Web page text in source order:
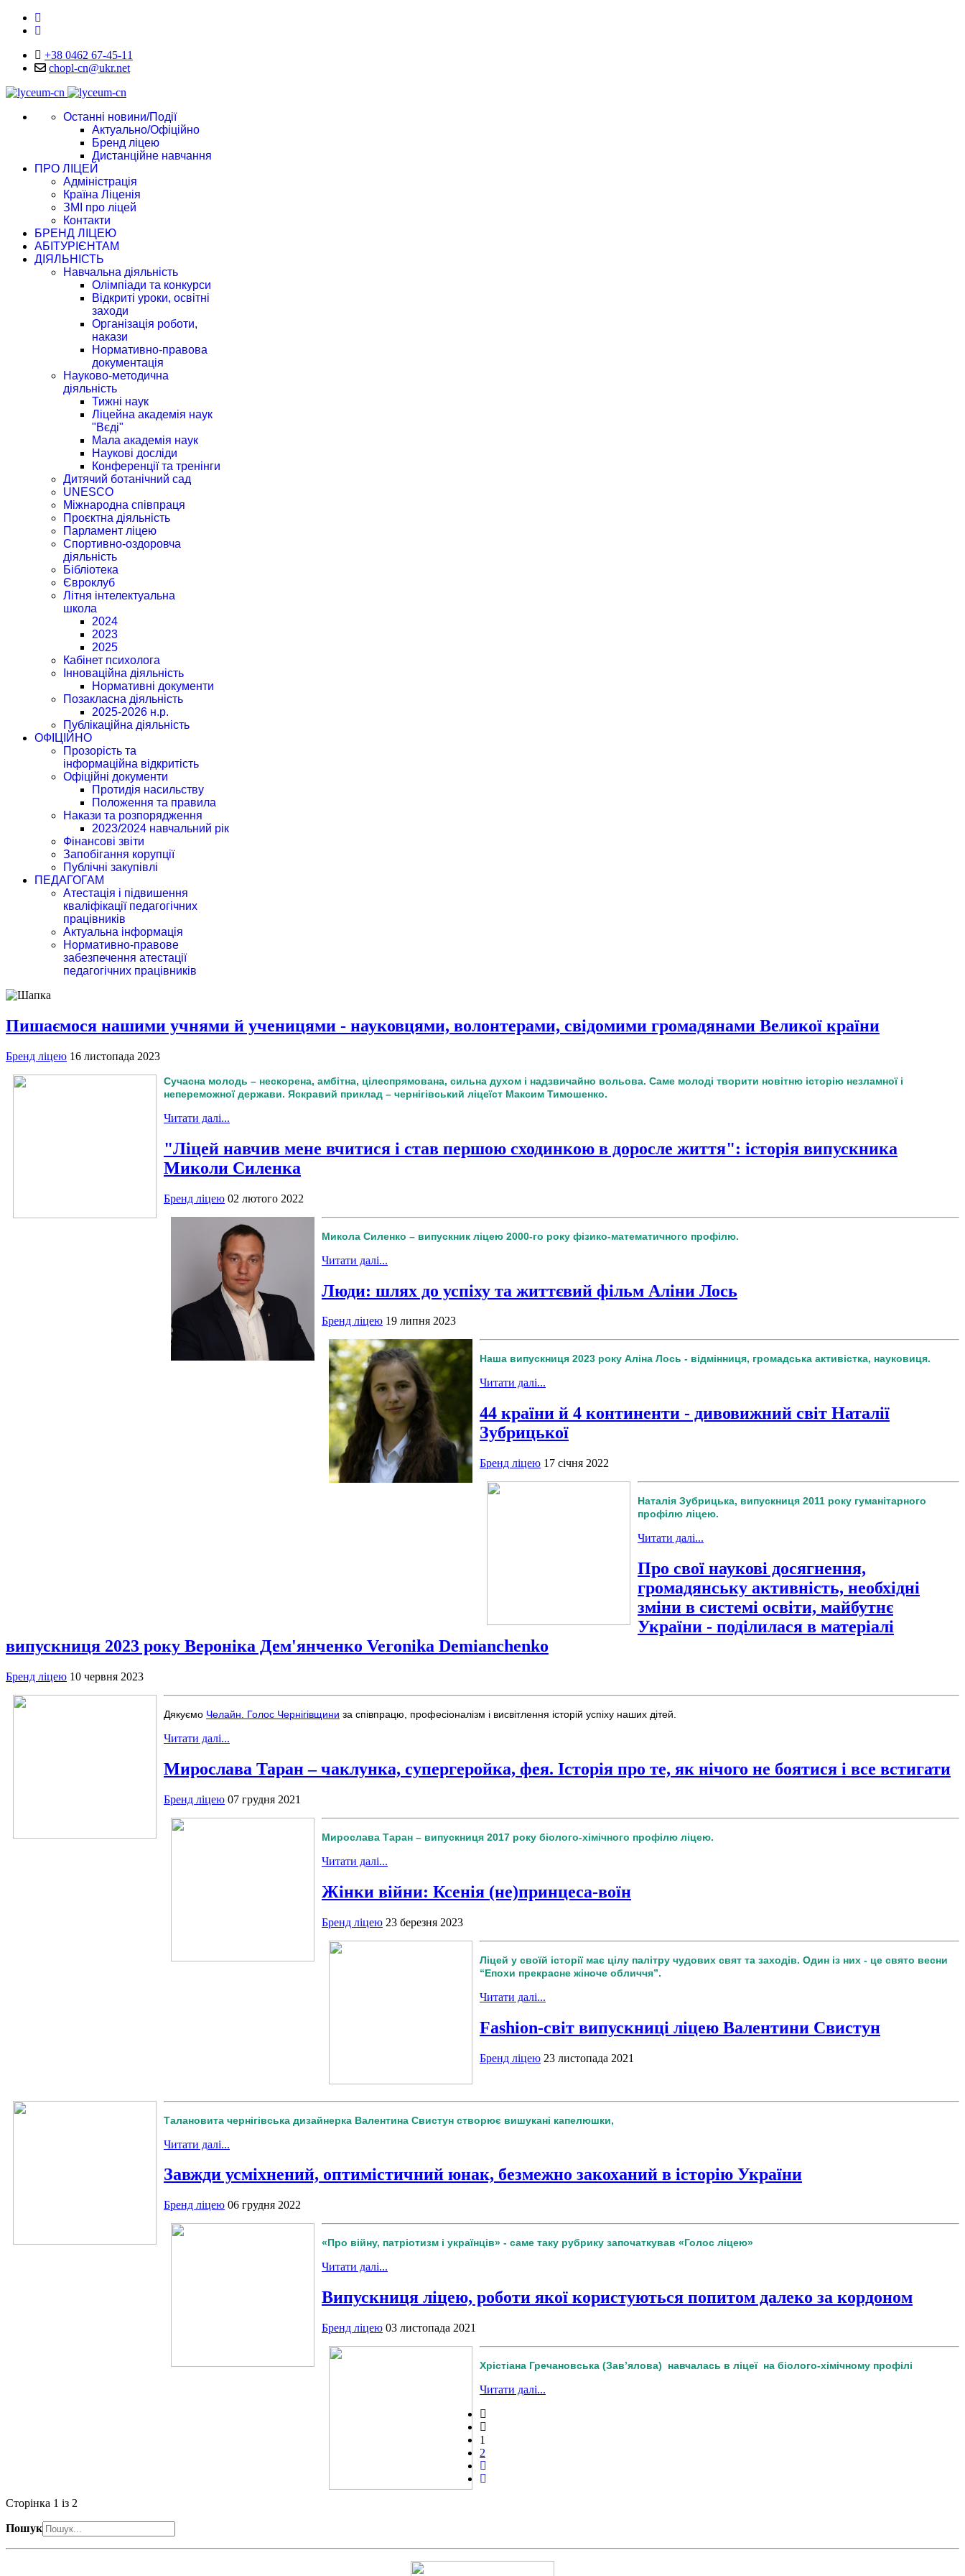
+38 0462 67-45-11
chopl-cn@ukr.net
Останні новини/Події
Актуально/Офіційно
Бренд ліцею
Дистанційне навчання
ПРО ЛІЦЕЙ
Адміністрація
Країна Ліценія
ЗМІ про ліцей
Контакти
БРЕНД ЛІЦЕЮ
АБІТУРІЄНТАМ
ДІЯЛЬНІСТЬ
Навчальна діяльність
Олімпіади та конкурси
Відкриті уроки, освітні
заходи
Організація роботи,
накази
Нормативно-правова
документація
Науково-методична
діяльність
Тижні наук
Ліцейна академія наук
"Вєді"
Мала академія наук
Наукові досліди
Конференції та тренінги
Дитячий ботанічний сад
UNESCO
Міжнародна співпраця
Проєктна діяльність
Парламент ліцею
Спортивно-оздоровча
діяльність
Бібліотека
Євроклуб
Літня інтелектуальна
школа
2024
2023
2025
Кабінет психолога
Інноваційна діяльність
Нормативні документи
Позакласна діяльність
2025-2026 н.р.
Публікаційна діяльність
ОФІЦІЙНО
Прозорість та
інформаційна відкритість
Офіційні документи
Протидія насильству
Положення та правила
Накази та розпорядження
2023/2024 навчальний рік
Фінансові звіти
Запобігання корупції
Публічні закупівлі
ПЕДАГОГАМ
Атестація і підвишення
кваліфікації педагогічних
працівників
Актуальна інформація
Нормативно-правове
забезпечення атестації
педагогічних працівників
Пишаємося нашими учнями й ученицями - науковцями, волонтерами, свідомими громадянами Великої країни
Бренд ліцею 16 листопада 2023
Сучасна молодь – нескорена, амбітна, цілеспрямована, сильна духом і надзвичайно вольова. Саме молоді творити новітню історію незламної і
непереможної держави. Яскравий приклад – чернігівський ліцеїст Максим Тимошенко.
Читати далі...
"Ліцей навчив мене вчитися і став першою сходинкою в доросле життя": історія випускника
Миколи Силенка
Бренд ліцею 02 лютого 2022
Микола Силенко – випускник ліцею 2000-го року фізико-математичного профілю.
Читати далі...
Люди: шлях до успіху та життєвий фільм Аліни Лось
Бренд ліцею 19 липня 2023
Наша випускниця 2023 року Аліна Лось - відмінниця, громадська активістка, науковиця.
Читати далі...
44 країни й 4 континенти - дивовижний світ Наталії
Зубрицької
Бренд ліцею 17 січня 2022
Наталія Зубрицька, випускниця 2011 року гуманітарного
профілю ліцею.
Читати далі...
Про свої наукові досягнення,
громадянську активність, необхідні
зміни в системі освіти, майбутнє
України - поділилася в матеріалі
випускниця 2023 року Вероніка Дем'янченко Veronika Demianchenko
Бренд ліцею 10 червня 2023
Дякуємо Челайн. Голос Чернігівщини за співпрацю, професіоналізм і висвітлення історій успіху наших дітей.
Читати далі...
Мирослава Таран – чаклунка, супергеройка, фея. Історія про те, як нічого не боятися і все встигати
Бренд ліцею 07 грудня 2021
Мирослава Таран – випускниця 2017 року біолого-хімічного профілю ліцею.
Читати далі...
Жінки війни: Ксенія (не)принцеса-воїн
Бренд ліцею 23 березня 2023
Ліцей у своїй історії має цілу палітру чудових свят та заходів. Один із них - це свято весни
“Епохи прекрасне жіноче обличчя”.
Читати далі...
Fashion-світ випускниці ліцею Валентини Свистун
Бренд ліцею 23 листопада 2021
Талановита чернігівська дизайнерка Валентина Свистун створює вишукані капелюшки,
Читати далі...
Завжди усміхнений, оптимістичний юнак, безмежно закоханий в історію України
Бренд ліцею 06 грудня 2022
«Про війну, патріотизм і українців» - саме таку рубрику започаткував «Голос ліцею»
Читати далі...
Випускниця ліцею, роботи якої користуються попитом далеко за кордоном
Бренд ліцею 03 листопада 2021
Хрістіана Гречановська (Зав’ялова) навчалась в ліцеї на біолого-хімічному профілі
Читати далі...
1
2
Сторінка 1 із 2
Пошук